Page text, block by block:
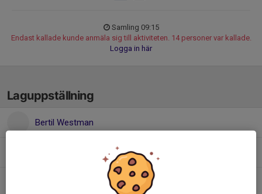
Samling 09:15
Endast kallade kunde anmäla sig till aktiviteten. 14 personer var kallade.
Logga in här
Laguppställning
Bertil Westman